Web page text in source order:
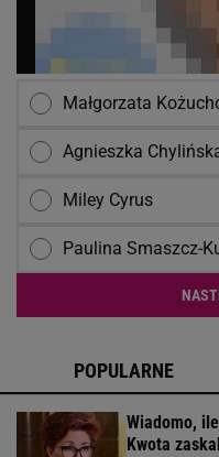
Małgorzata
Agnieszka
Miley Cyrus
Paulina Smaszcz-
POPULARNE
Wiadomo,
Kwota